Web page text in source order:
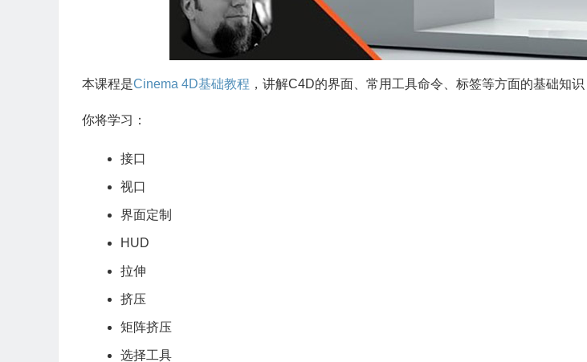
本课程是Cinema 4D基础教程 ，讲解C4D的界面、常用工具命令、标签等方面的基础知识
你将学习：
接口
视口
界面定制
HUD
拉伸
挤压
矩阵挤压
选择工具